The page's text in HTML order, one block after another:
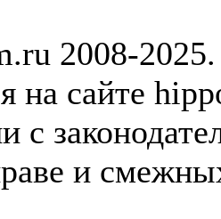
2008-
на сайте
с
и